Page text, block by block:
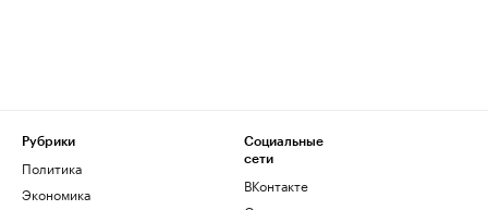
Рубрики
Политика
Экономика
Социальные
сети
ВКонтакте